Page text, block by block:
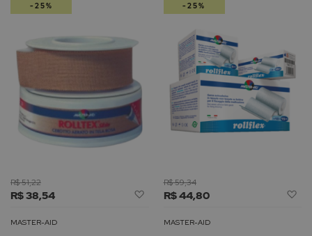
R$ 38,54
R$ 51,22
Adicionar
Lista
MASTER-AID
-25%
R$ 44,80
R$ 59,34
MASTER-AID
-25%